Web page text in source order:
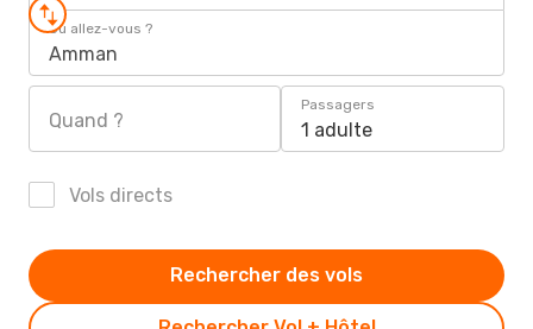
Où allez-vous ?
Amman
Quand ?
Passagers
1 adulte
Vols directs
Rechercher des vols